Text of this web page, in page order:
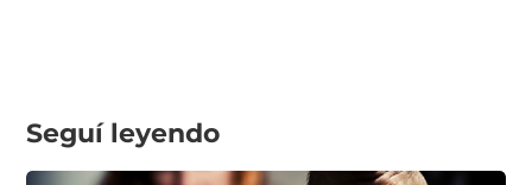
Seguí leyendo